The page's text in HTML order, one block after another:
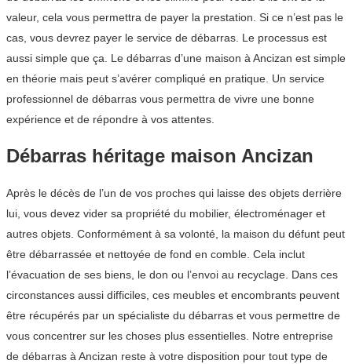
valeur, cela vous permettra de payer la prestation. Si ce n’est pas le
cas, vous devrez payer le service de débarras. Le processus est
aussi simple que ça. Le débarras d’une maison à Ancizan est simple
en théorie mais peut s’avérer compliqué en pratique. Un service
professionnel de débarras vous permettra de vivre une bonne
expérience et de répondre à vos attentes.
Débarras héritage maison Ancizan
Après le décès de l’un de vos proches qui laisse des objets derrière
lui, vous devez vider sa propriété du mobilier, électroménager et
autres objets. Conformément à sa volonté, la maison du défunt peut
être débarrassée et nettoyée de fond en comble. Cela inclut
l’évacuation de ses biens, le don ou l’envoi au recyclage. Dans ces
circonstances aussi difficiles, ces meubles et encombrants peuvent
être récupérés par un spécialiste du débarras et vous permettre de
vous concentrer sur les choses plus essentielles. Notre entreprise
de débarras à Ancizan reste à votre disposition pour tout type de